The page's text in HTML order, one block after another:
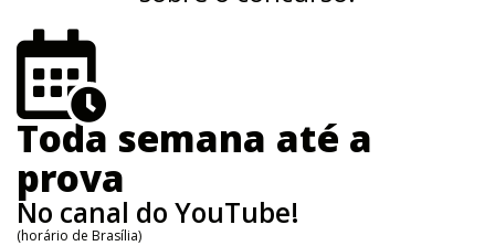
Toda semana até a
prova
No canal do YouTube!
(horário de Brasília)